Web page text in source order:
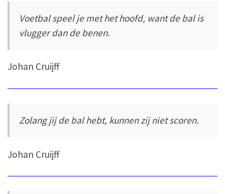
Voetbal speel je met het hoofd, want de bal is
vlugger dan de benen.
Johan Cruijff
Zolang jij de bal hebt, kunnen zij niet scoren.
Johan Cruijff